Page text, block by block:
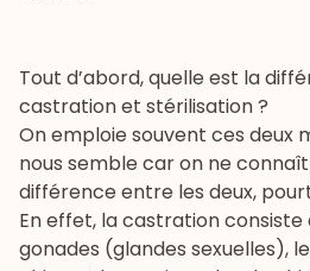
Tout d’abord, quelle est la
castration et stérilisation ?
On emploie souvent ces deux
nous semble car on ne
différence entre les deux,
En effet, la castration consiste
gonades (glandes sexuelles),